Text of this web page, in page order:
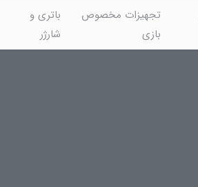
تجهیزات مخصوص
بازی
باتری و
شارژر